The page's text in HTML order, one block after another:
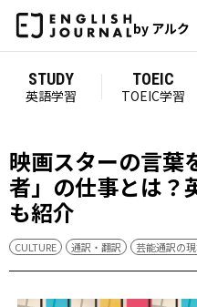
by アルク
STUDY
英語学習
TOEIC
TOEIC学習
映画スターの言葉
者」の仕事とは？
も紹介
CULTURE 通訳・翻訳 芸能通訳の